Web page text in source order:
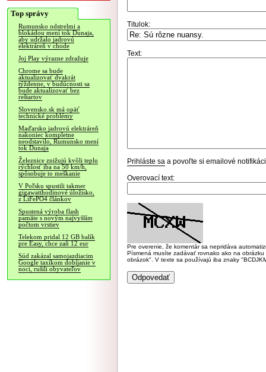
Top správy
Rumunsko odstrelmi a
blokádou mení tok Dunaja,
aby udržalo jadrovú
elektráreň v chode
Joj Play výrazne zdražuje
Chrome sa bude
aktualizovať dvakrát
týždenne, v budúcnosti sa
bude aktualizovať bez
reštartov
Slovensko.sk má opäť
technické problémy
Maďarsko jadrovú elektráreň
nakoniec kompletne
neodstavilo, Rumunsko mení
tok Dunaja
Železnice znižujú kvôli teplu
rýchlosť iba na 50 km/h,
spôsobuje to meškanie
V Poľsku spustili takmer
gigawatthodinové úložisko,
z LiFePO4 článkov
Spustená výroba flash
pamäte s novým najvyšším
počtom vrstiev
Telekom pridal 12 GB balík
pre Easy, chce zaň 12 eur
Súd zakázal samojazdiacim
Google taxíkom dobíjanie v
noci, rušili obyvateľov
Titulok:
Text:
Prihláste sa a povoľte si emailové
Overovací text:
Pre overenie, že komentár sa nepridáva
Písmená musíte zadávať rovnako ako na
obrázok". V texte sa používajú iba znaky